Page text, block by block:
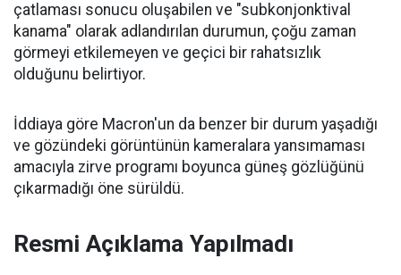
çatlaması sonucu oluşabilen ve "subkonjonktival
kanama" olarak adlandırılan durumun, çoğu zaman
görmeyi etkilemeyen ve geçici bir rahatsızlık
olduğunu belirtiyor.
İddiaya göre Macron'un da benzer bir durum yaşadığı
ve gözündeki görüntünün kameralara yansımaması
amacıyla zirve programı boyunca güneş gözlüğünü
çıkarmadığı öne sürüldü.
Resmi Açıklama Yapılmadı